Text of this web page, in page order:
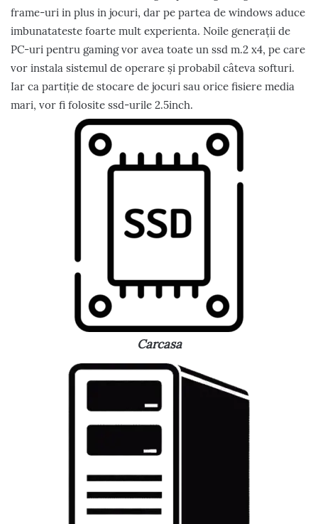
frame-uri in plus in jocuri, dar pe partea de windows aduce
imbunatateste foarte mult experienta. Noile generații de
PC-uri pentru gaming vor avea toate un ssd m.2 x4, pe care
vor instala sistemul de operare și probabil câteva softuri.
Iar ca partiție de stocare de jocuri sau orice fisiere media
mari, vor fi folosite ssd-urile 2.5inch.
Carcasa